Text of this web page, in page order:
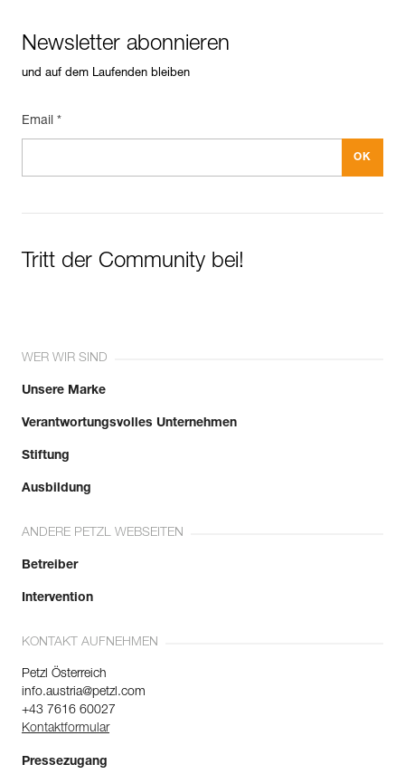
Newsletter abonnieren
und auf dem Laufenden bleiben
Email *
Tritt der Community bei!
WER WIR SIND
Unsere Marke
Verantwortungsvolles Unternehmen
Stiftung
Ausbildung
ANDERE PETZL WEBSEITEN
Betreiber
Intervention
KONTAKT AUFNEHMEN
Petzl Österreich
info.austria@petzl.com
+43 7616 60027
Kontaktformular
Pressezugang